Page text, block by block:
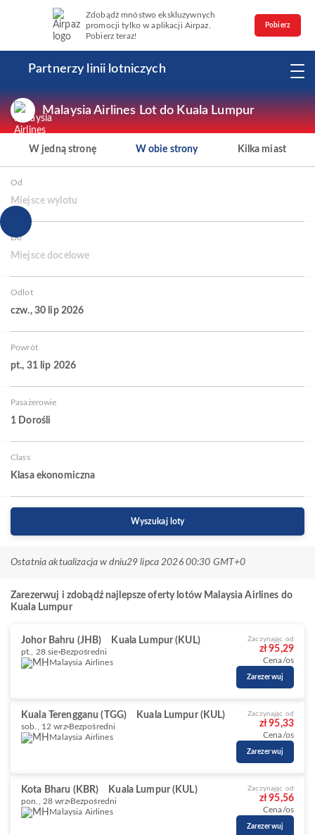
Zdobądź mnóstwo ekskluzywnych
promocji tylko w aplikacji Airpaz.
Pobierz teraz!
Pobierz
Partnerzy linii lotniczych
Malaysia Airlines Lot do Kuala Lumpur
W jedną stronę W obie strony Kilka miast
Od
Miejsce wylotu
Do
Miejsce docelowe
Odlot
czw., 30 lip 2026
Powrót
pt., 31 lip 2026
Pasażerowie
1 Dorośli
Class
Klasa ekonomiczna
Wyszukaj loty
Ostatnia aktualizacja w dniu29 lipca 2026 00:30 GMT+0
Zarezerwuj i zdobądź najlepsze oferty lotów Malaysia Airlines do
Kuala Lumpur
Johor Bahru (JHB) Kuala Lumpur (KUL)
pt., 28 sie Bezpośredni
Malaysia Airlines
Zaczynając od
zł 95,29
Cena/os
Zarezerwuj
Kuala Terengganu (TGG) Kuala Lumpur (KUL)
sob., 12 wrz Bezpośredni
Malaysia Airlines
Zaczynając od
zł 95,33
Cena/os
Zarezerwuj
Kota Bharu (KBR) Kuala Lumpur (KUL)
pon., 28 wrz Bezpośredni
Malaysia Airlines
Zaczynając od
zł 95,56
Cena/os
Zarezerwuj